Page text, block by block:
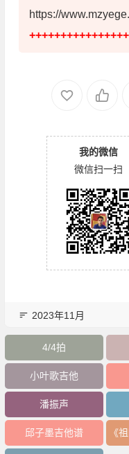
https://
我的微信
微信扫一扫
2023年11月
4/4拍
小叶歌吉他
潘振声
邱子墨吉他谱